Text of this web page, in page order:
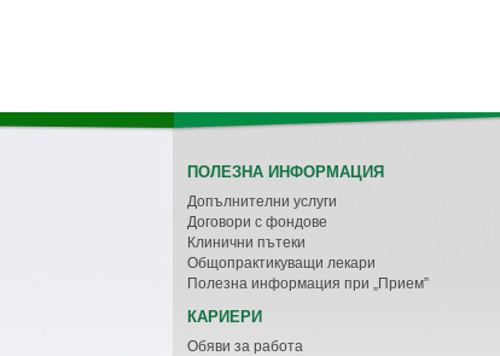
ПОЛЕЗНА ИНФОРМАЦИЯ
Допълнителни услуги
Договори с фондове
Клинични пътеки
Общопрактикуващи лекари
Полезна информация при „Прием”
КАРИЕРИ
Обяви за работа